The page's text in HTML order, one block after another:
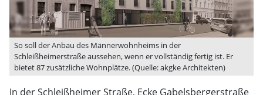
So soll der Anbau des Männerwohnheims in der
Schleißheimerstraße aussehen, wenn er vollständig fertig ist. Er
bietet 87 zusätzliche Wohnplätze. (Quelle: akgke Architekten)
In der Schleißheimer Straße, Ecke Gabelsbergerstraße